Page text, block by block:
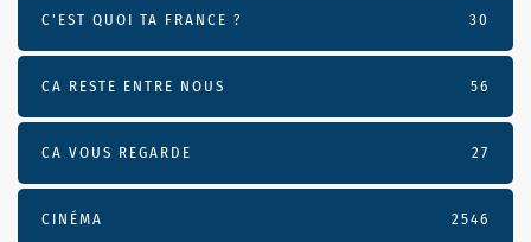
C'EST QUOI TA FRANCE ? 30
CA RESTE ENTRE NOUS 56
CA VOUS REGARDE 27
CINÉMA 2546